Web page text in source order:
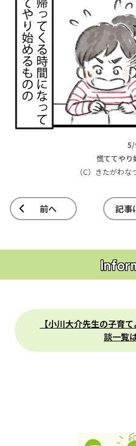
5/
慌ててやり
（C）きたがわ
前へ 記事
【小川大介先生の子育
談一覧